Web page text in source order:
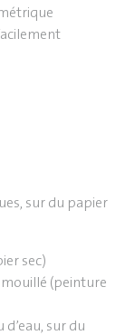
sur du papier
sec)
(peinture
sur du